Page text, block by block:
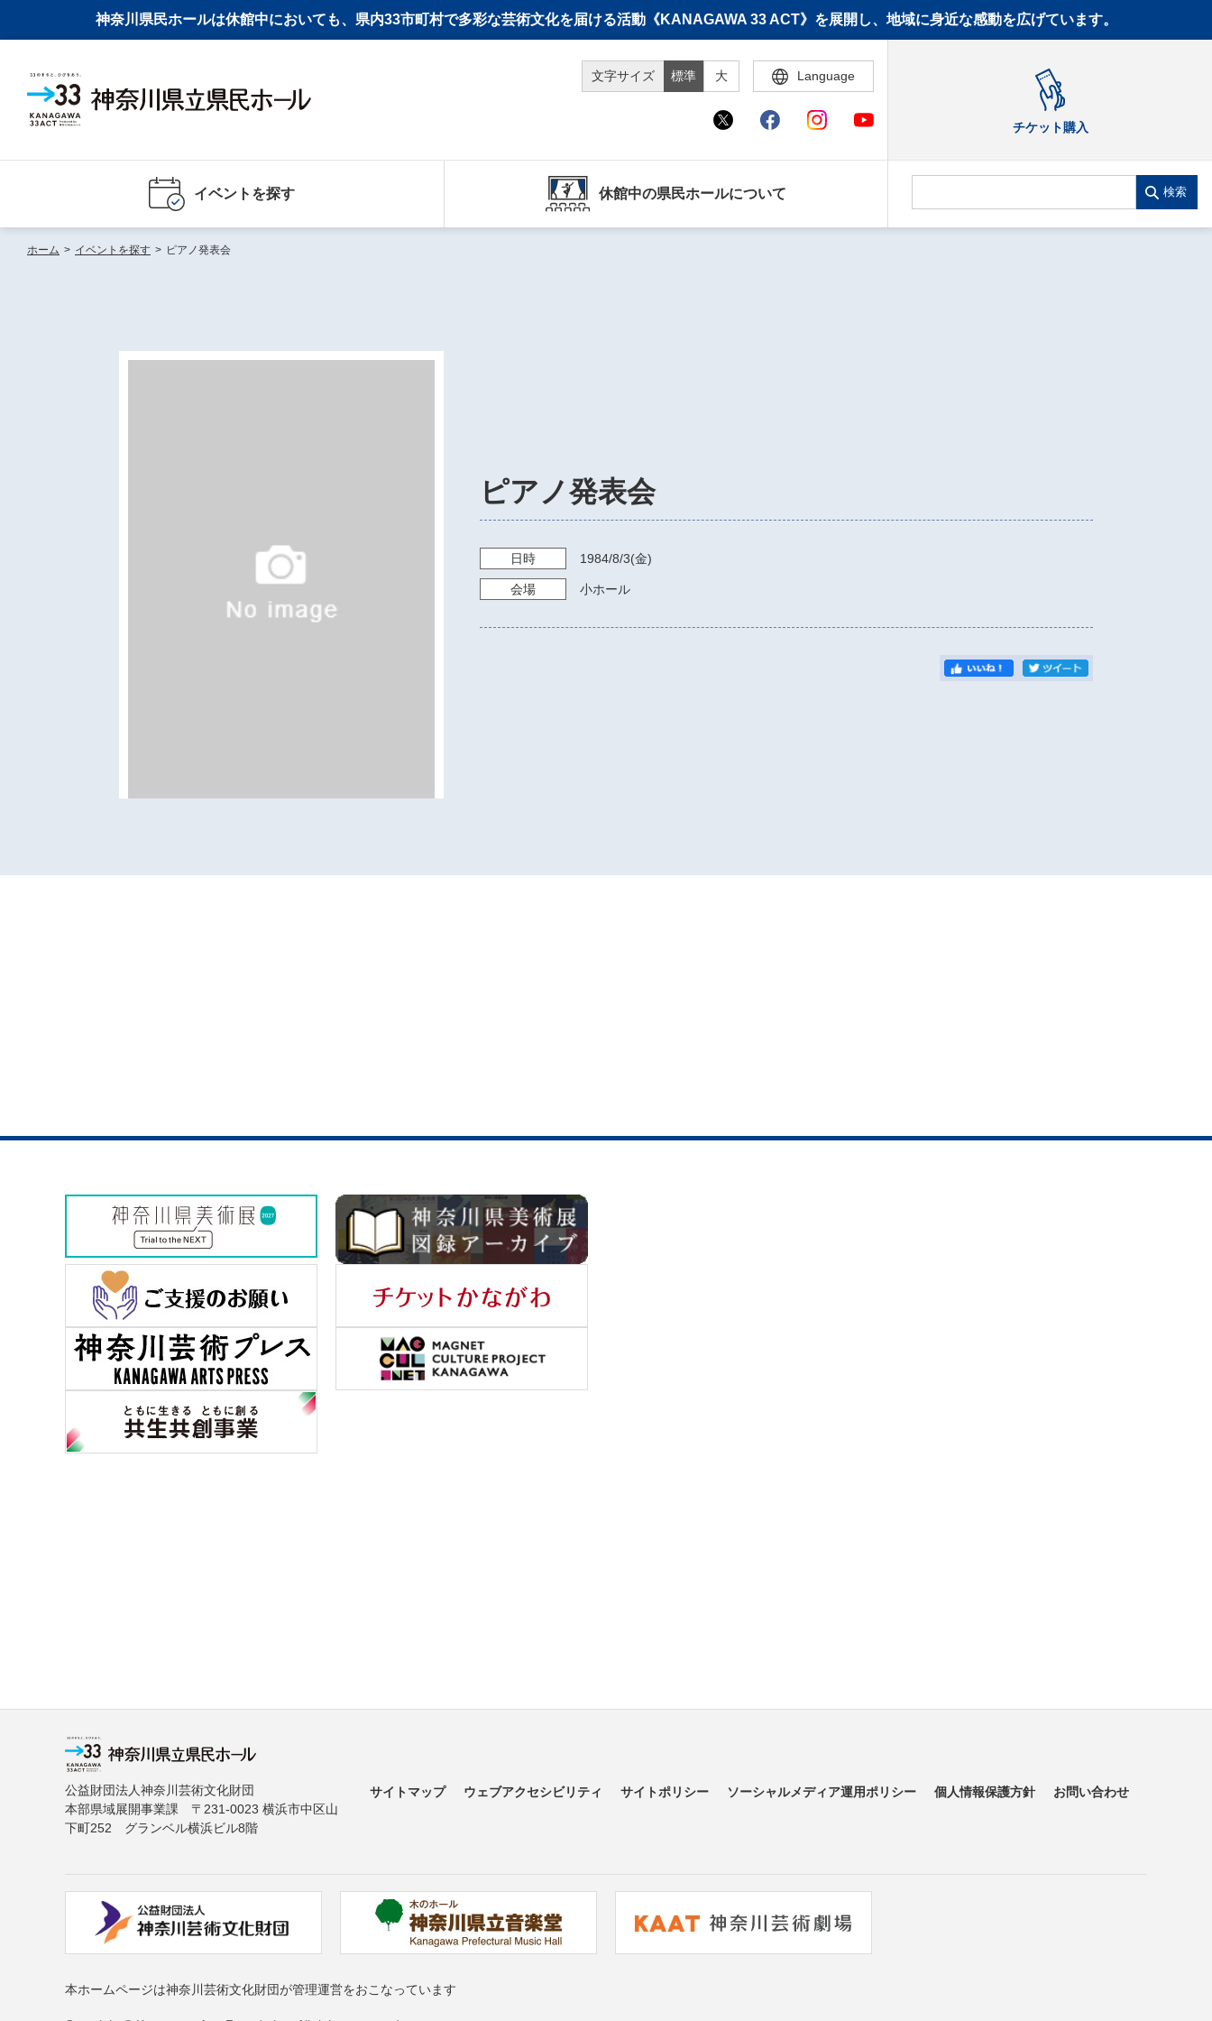
神奈川県民ホールは休館中においても、県内33市町村で多彩な芸術文化を届ける活動《KANAGAWA 33 ACT》を展開し、地域に身近な感動を広げています。
文字サイズ 標準 大 Language
チケット購入
イベントを探す 休館中の県民ホールについて 検索
ホーム > イベントを探す > ピアノ発表会
ピアノ発表会
日時 1984/8/3(金)
会場 小ホール
公益財団法人神奈川芸術文化財団
本部県域展開事業課 〒231-0023 横浜市中区山
下町252 グランベル横浜ビル8階
サイトマップ ウェブアクセシビリティ サイトポリシー ソーシャルメディア運用ポリシー 個人情報保護方針 お問い合わせ
本ホームページは神奈川芸術文化財団が管理運営をおこなっています